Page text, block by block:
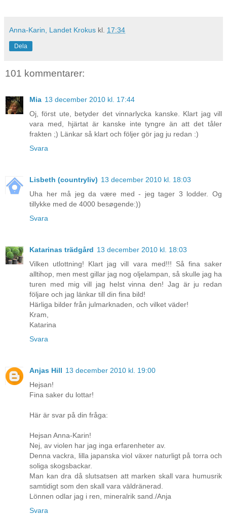
Anna-Karin, Landet Krokus kl. 17:34
Dela
101 kommentarer:
Mia 13 december 2010 kl. 17:44
Oj, först ute, betyder det vinnarlycka kanske. Klart jag vill
vara med, hjärtat är kanske inte tyngre än att det tåler
frakten ;) Länkar så klart och följer gör jag ju redan :)
Svara
Lisbeth (countryliv) 13 december 2010 kl. 18:03
Uha her må jeg da være med - jeg tager 3 lodder. Og
tillykke med de 4000 besøgende:))
Svara
Katarinas trädgård 13 december 2010 kl. 18:03
Vilken utlottning! Klart jag vill vara med!!! Så fina saker
alltihop, men mest gillar jag nog oljelampan, så skulle jag ha
turen med mig vill jag helst vinna den! Jag är ju redan
följare och jag länkar till din fina bild!
Härliga bilder från julmarknaden, och vilket väder!
Kram,
Katarina
Svara
Anjas Hill 13 december 2010 kl. 19:00
Hejsan!
Fina saker du lottar!
Här är svar på din fråga:
Hejsan Anna-Karin!
Nej, av violen har jag inga erfarenheter av.
Denna vackra, lilla japanska viol växer naturligt på torra och
soliga skogsbackar.
Man kan dra då slutsatsen att marken skall vara humusrik
samtidigt som den skall vara väldränerad.
Lönnen odlar jag i ren, mineralrik sand./Anja
Svara